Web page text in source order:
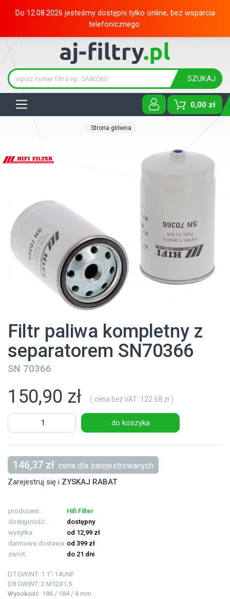
Do 12.08.2026 jesteśmy dostępni tylko online, bez wsparcia
telefonicznego.
SZUKAJ
0,00 zł
Strona główna
Filtr paliwa kompletny z
separatorem SN70366
SN 70366
150,90 zł ( cena bez VAT: 122.68 zł )
do koszyka
146,37 zł cena dla zarejestrowanych
Zarejestruj się i ZYSKAJ RABAT
producent:
Hifi Filter
dostępność:
dostępny
wysyłka:
od 12,99 zł
darmowa dostawa: od 399 zł
zwrot:
do 21 dni
D7 GWINT: 1 1"-14UNF
D8 GWINT: 2 M12X1,5
Wysokość: 186 / 184 / 8 mm